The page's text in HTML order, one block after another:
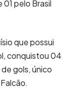
pelo Brasil
que possui
conquistou 04
gols, único